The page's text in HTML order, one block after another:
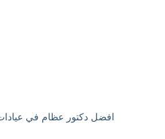
افضل دكتور عظام في عيادات